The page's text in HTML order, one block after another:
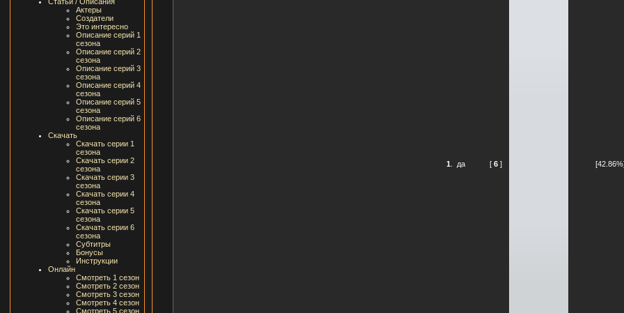
Актеры
Создатели
Это интересно
Описание серий 1
сезона
Описание серий 2
сезона
Описание серий 3
сезона
Описание серий 4
сезона
Описание серий 5
сезона
Описание серий 6
сезона
Скачать
Скачать серии 1
сезона
Скачать серии 2
сезона
Скачать серии 3
сезона
Скачать серии 4
сезона
Скачать серии 5
сезона
Скачать серии 6
сезона
Субтитры
Бонусы
Инструкции
Онлайн
Смотреть 1 сезон
Смотреть 2 сезон
Смотреть 3 сезон
Смотреть 4 сезон
Смотреть 5 сезон
1 да [ 6]